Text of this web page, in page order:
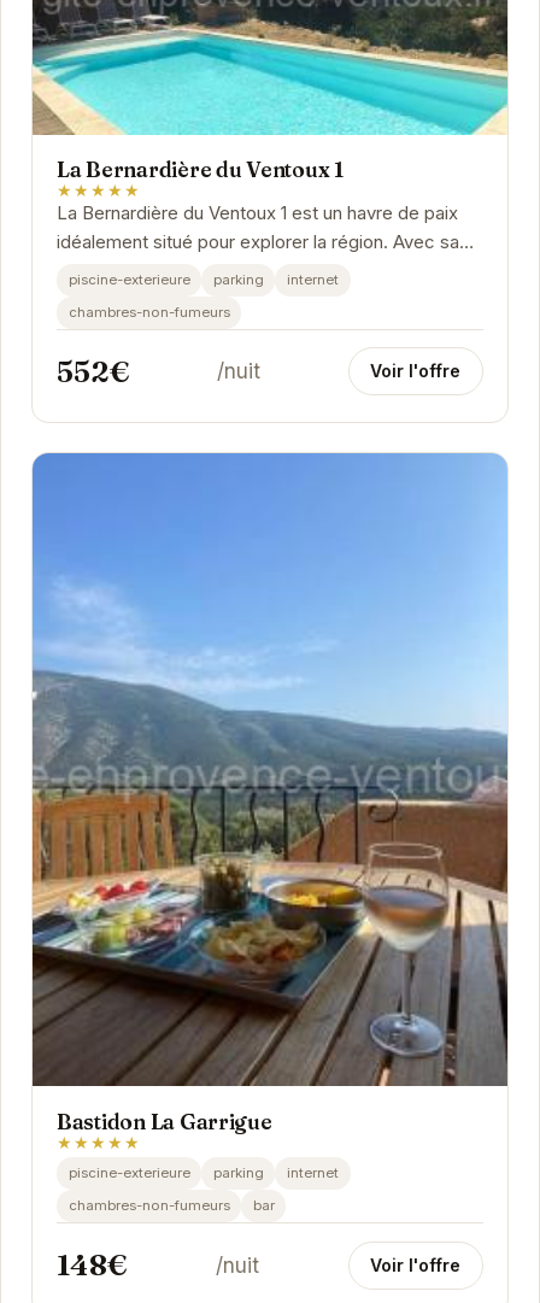
La Bernardière du Ventoux 1
★★★★★
La Bernardière du Ventoux 1 est un havre de paix
idéalement situé pour explorer la région. Avec sa
piscine extérieure, son parking et son accès...
piscine-exterieure parking
internet
chambres-non-fumeurs
552€ /nuit Voir l'offre
Bastidon La Garrigue
★★★★★
piscine-exterieure parking
internet
chambres-non-fumeurs
bar
148€ /nuit Voir l'offre